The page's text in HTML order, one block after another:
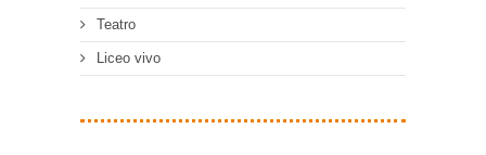
Teatro
Liceo vivo